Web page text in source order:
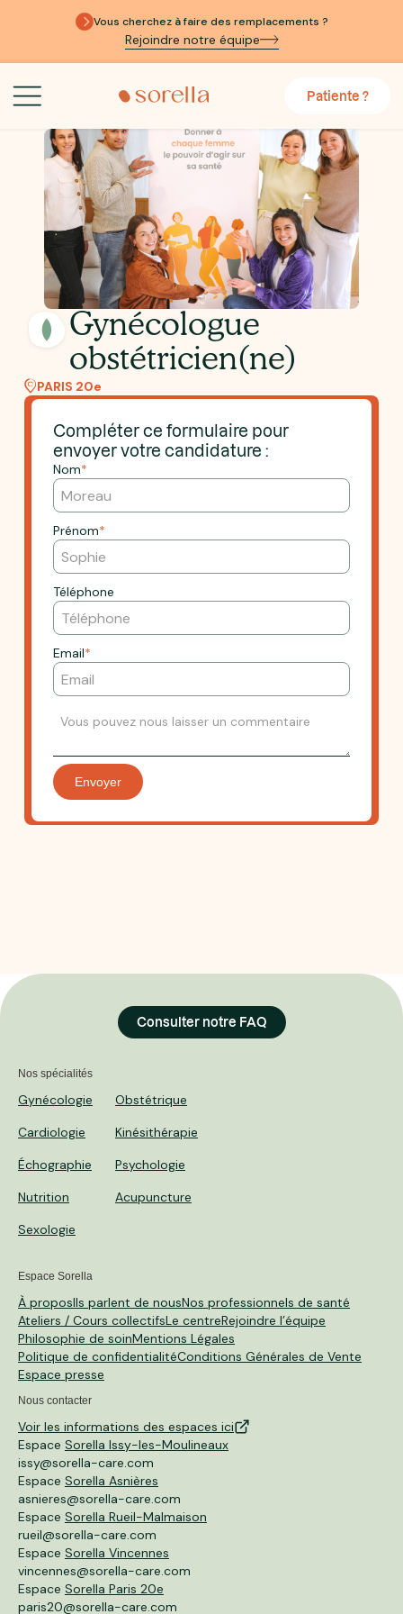
Vous cherchez à faire des remplacements ?
Rejoindre notre équipe
Patiente ?
Gynécologue
obstétricien(ne)
PARIS 20e
Compléter ce formulaire pour
envoyer votre candidature :
Nom*
Prénom*
Téléphone
Email*
Consulter notre FAQ
Nos spécialités
Gynécologie
Obstétrique
Cardiologie
Kinésithérapie
Échographie
Psychologie
Nutrition
Acupuncture
Sexologie
Espace Sorella
À proposIls parlent de nousNos professionnels de santé
Ateliers / Cours collectifsLe centreRejoindre l’équipe
Philosophie de soinMentions Légales
Politique de confidentialitéConditions Générales de Vente
Espace presse
Nous contacter
Voir les informations des espaces ici
Espace Sorella Issy-les-Moulineaux
issy@sorella-care.com
Espace Sorella Asnières
asnieres@sorella-care.com
Espace Sorella Rueil-Malmaison
rueil@sorella-care.com
Espace Sorella Vincennes
vincennes@sorella-care.com
Espace Sorella Paris 20e
paris20@sorella-care.com